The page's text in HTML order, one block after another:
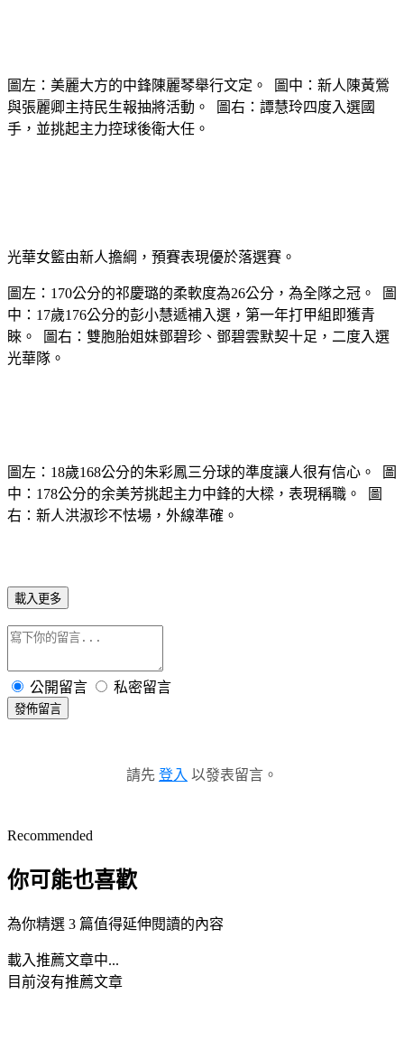
圖左：美麗大方的中鋒陳麗琴舉行文定。 圖中：新人陳黃鶯
與張麗卿主持民生報抽將活動。 圖右：譚慧玲四度入選國
手，並挑起主力控球後衛大任。
光華女籃由新人擔綱，預賽表現優於落選賽。
圖左：170公分的祁慶璐的柔軟度為26公分，為全隊之冠。 圖
中：17歲176公分的彭小慧遞補入選，第一年打甲組即獲青
睞。 圖右：雙胞胎姐妹鄧碧珍、鄧碧雲默契十足，二度入選
光華隊。
圖左：18歲168公分的朱彩鳳三分球的準度讓人很有信心。 圖
中：178公分的余美芳挑起主力中鋒的大樑，表現稱職。 圖
右：新人洪淑珍不怯場，外線準確。
載入更多
公開留言 私密留言
發佈留言
請先 登入 以發表留言。
Recommended
你可能也喜歡
為你精選 3 篇值得延伸閱讀的內容
載入推薦文章中...
目前沒有推薦文章